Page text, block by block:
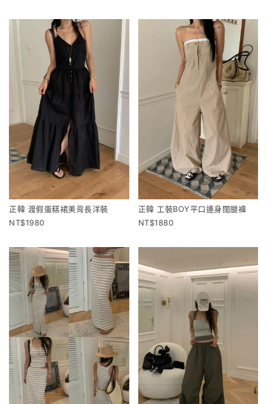
正韓 渡假蛋糕裙美背長洋裝
1980
正韓 工裝BOY平口連身闊腿褲
1880